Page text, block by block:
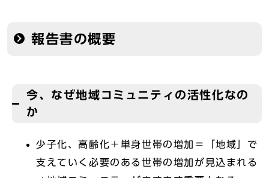
報告書の概要
今、なぜ地域コミュニティの活性化なの
か
少子化、高齢化＋単身世帯の増加＝「地域」で
支えていく必要のある世帯の増加が見込まれる